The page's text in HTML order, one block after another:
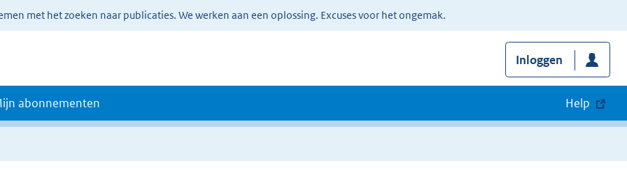
met het zoeken naar publicaties. We werken aan een oplossing. Excuses voor het ongemak.
Inloggen
abonnementen Help